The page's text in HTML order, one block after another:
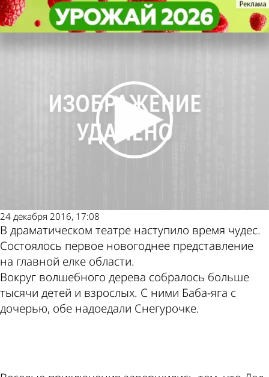
В драмтеатре начались
новогодние представления
Культура
24 декабря 2016, 17:08
В драматическом театре наступило время чудес.
Состоялось первое новогоднее представление
на главной елке области.
Вокруг волшебного дерева собралось больше
тысячи детей и взрослых. С ними Баба-яга с
дочерью, обе надоедали Снегурочке.
В драмтеатре начались
новогодние представления
Культура
Другие новости по
теме
Погода и курсы
валют в Пензе